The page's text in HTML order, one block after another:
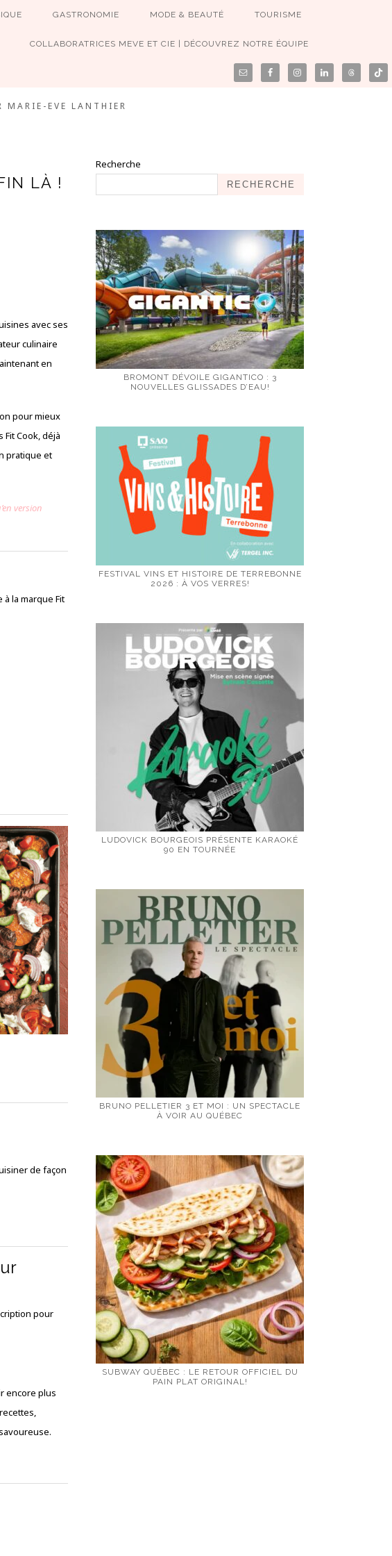
GASTRONOMIE MODE & BEAUTÉ TOURISME
COLLABORATRICES MEVE ET CIE | DÉCOUVREZ NOTRE ÉQUIPE
MARIE-EVE LANTHIER
LÀ !
avec ses
culinaire
en
pour mieux
Cook, déjà
pratique et
version
la marque Fit
de façon
pour
encore plus
Recherche
RECHERCHE
BROMONT DÉVOILE GIGANTICO : 3
NOUVELLES GLISSADES D’EAU!
FESTIVAL VINS ET HISTOIRE DE TERREBONNE
2026 : À VOS VERRES!
LUDOVICK BOURGEOIS PRÉSENTE KARAOKÉ
90 EN TOURNÉE
BRUNO PELLETIER 3 ET MOI : UN SPECTACLE
À VOIR AU QUÉBEC
SUBWAY QUÉBEC : LE RETOUR OFFICIEL DU
PAIN PLAT ORIGINAL!